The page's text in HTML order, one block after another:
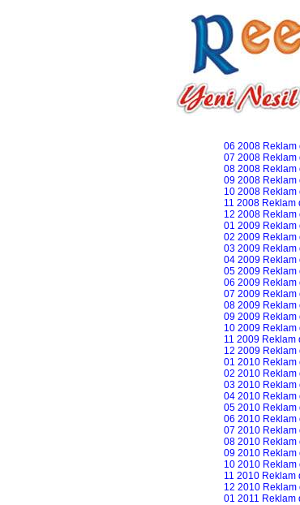
06 2008 Reklam
07 2008 Reklam
08 2008 Reklam
09 2008 Reklam
10 2008 Reklam
11 2008 Reklam
12 2008 Reklam
01 2009 Reklam
02 2009 Reklam
03 2009 Reklam
04 2009 Reklam
05 2009 Reklam
06 2009 Reklam
07 2009 Reklam
08 2009 Reklam
09 2009 Reklam
10 2009 Reklam
11 2009 Reklam
12 2009 Reklam
01 2010 Reklam
02 2010 Reklam
03 2010 Reklam
04 2010 Reklam
05 2010 Reklam
06 2010 Reklam
07 2010 Reklam
08 2010 Reklam
09 2010 Reklam
10 2010 Reklam
11 2010 Reklam
12 2010 Reklam
01 2011 Reklam